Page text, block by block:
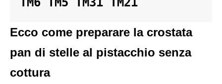
Ecco come preparare la crostata
pan di stelle al pistacchio senza
cottura